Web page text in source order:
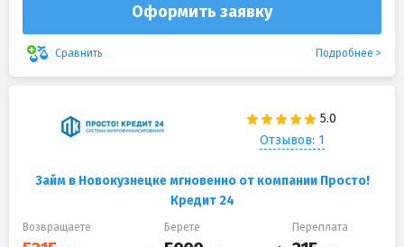
Оформить заявку
Сравнить Подробнее
Отзывов: 1
Займ в Новокузнецке мгновенно от компании Просто!
Кредит 24
Возвращаете Берете Переплата